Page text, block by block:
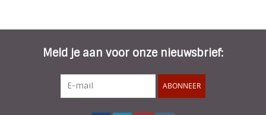
Meld je aan voor onze nieuwsbrief:
ABONNEER